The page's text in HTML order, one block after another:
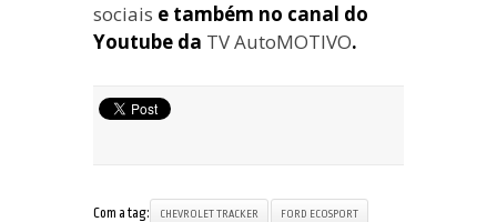
sociais e também no canal do
Youtube da TV AutoMOTIVO.
Com a tag: CHEVROLET TRACKER FORD ECOSPORT